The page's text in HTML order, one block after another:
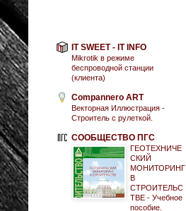
IT SWEET - IT INFO
Mikrotik в режиме
беспроводной станции
(клиента)
Compannero ART
Векторная Иллюстрация -
Строитель с рулеткой.
СООБЩЕСТВО ПГС
ГЕОТЕХНИЧЕ
СКИЙ
МОНИТОРИНГ
В
СТРОИТЕЛЬС
ТВЕ - Учебное
пособие.